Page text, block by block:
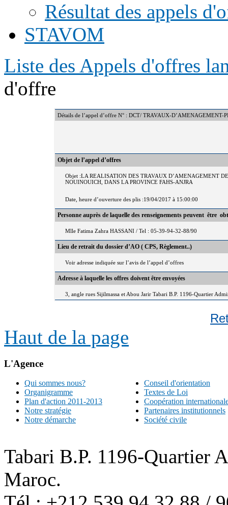
Résultat des appels
STAVOM
Liste des Appels d'offres
d'offre
Détails de l’appel d’offre N° : DCT/ TRAVAUX-
Objet de l’appel d’offres
Objet :LA REALISATION DES TRAVAUX D’AMENAGEMENT
NOUINOUICH, DANS LA PROVINCE FAHS-ANJRA
Date, heure d’ouverture des plis :19/04/2017 à 15:00:00
Personne auprès de laquelle des renseignements peuvent être
Mlle Fatima Zahra HASSANI / Tel : 05-39-94-32-88/90
Lieu de retrait du dossier d’AO ( CPS, Règlement..)
Voir adresse indiquée sur l’avis de l’appel d’offres
Adresse à laquelle les offres doivent être envoyées
3, angle rues Sijilmassa et Abou Jarir Tabari B.P. 1196-Quartier
Haut de la page
L'Agence
Qui sommes nous?
Organigramme
Plan d'action 2011-2013
Notre stratégie
Notre démarche
Conseil d'orientation
Textes de Loi
Coopération
Partenaires institutionnels
Société civile
Tabari B.P. 1196-Quartier
Maroc.